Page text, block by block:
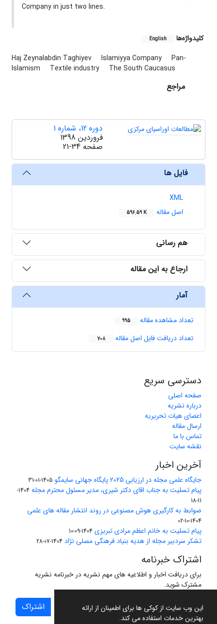
این وب سایت از کوکی ها برای اطمینان از ارائه
بهترین خدمات استفاده می کند.
Company in just two lines.
کلیدواژه‌ها English
Haj Zeynalabdin Taghiyev Islamiyya Company
Pan-
Islamism
Textile industry The South Caucasus
مراجع
دوره 12، شماره 1
فروردین 1398
صفحه 21-34
فایل ها
XML
اصل مقاله
596.59 K
هم رسانی
ارجاع به این مقاله
آمار
تعداد مشاهده مقاله 995
تعداد دریافت فایل اصل مقاله 708
دسترسی سریع
صفحه اصلی
درباره نشریه
اعضای هیات تحریریه
ارسال مقاله
تماس با ما
نقشه سایت
آخرین اخبار
جایگاه علمی مجله در ارزیابی 2025 پایگاه جهانی سایمگو 1405-01-31
پیام تسلیت به جناب اقای دکتر شیری، مدیر مسئول محترم مجله
1404-
11-18
ضوابط به کارگیری هوش مصنوعی در روند انتشار مقاله های علمی
1404-10-02
پیام تسلیت به خانم اعظم مرادی تبریزی 1404-09-10
تشکر سردبیر مجله از هدیه بنیاد فرهنگی مصلی نژاد 1404-07-28
اشتراک خبرنامه
برای دریافت اخبار و اطلاعیه های مهم نشریه در خبرنامه نشریه
مشترک شوید.
اشتراک